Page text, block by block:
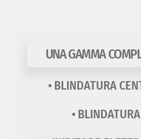
UNA GAMMA
• BLINDATURA
•